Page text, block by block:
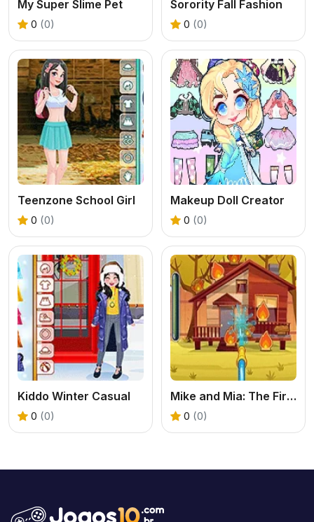
My Super Slime Pet
0 (0)
Sorority Fall Fashion
0 (0)
Teenzone School Girl
0 (0)
Makeup Doll Creator
0 (0)
Kiddo Winter Casual
0 (0)
Mike and Mia: The Firefighter
0 (0)